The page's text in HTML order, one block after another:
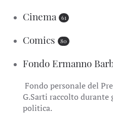
Cinema
61
Comics 80
Fondo Ermanno
Fondo personale del
G.Sarti raccolto
politica.